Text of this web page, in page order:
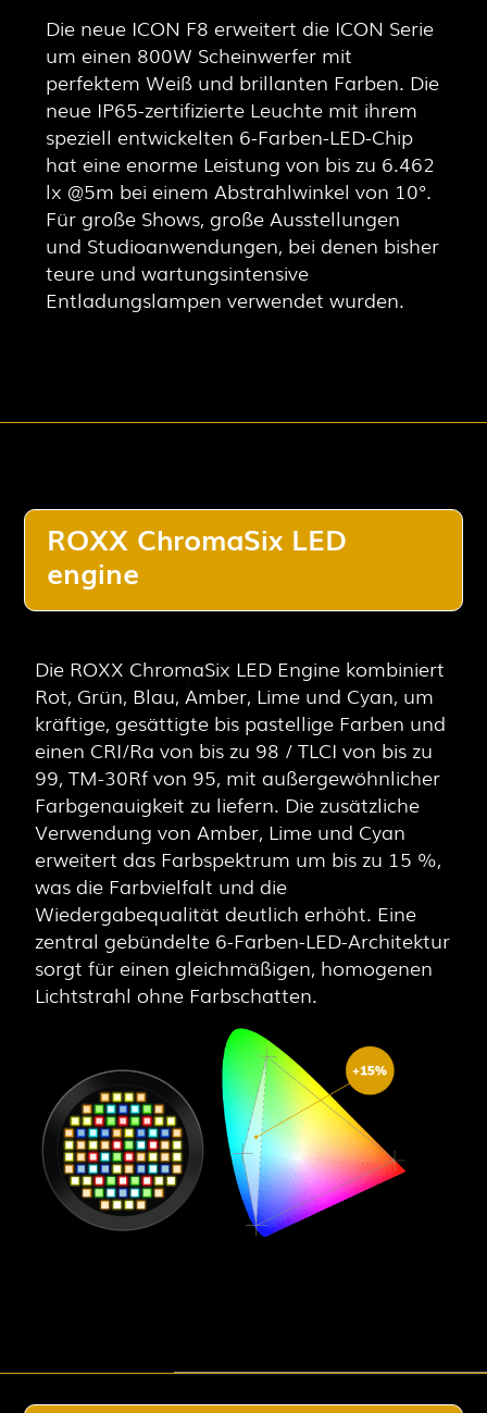
Die neue ICON F8 erweitert die ICON Serie
um einen 800W Scheinwerfer mit
perfektem Weiß und brillanten Farben. Die
neue IP65-zertifizierte Leuchte mit ihrem
speziell entwickelten 6-Farben-LED-Chip
hat eine enorme Leistung von bis zu 6.462
lx @5m bei einem Abstrahlwinkel von 10°.
Für große Shows, große Ausstellungen
und Studioanwendungen, bei denen bisher
teure und wartungsintensive
Entladungslampen verwendet wurden.
ROXX ChromaSix LED
engine
Die ROXX ChromaSix LED Engine kombiniert
Rot, Grün, Blau, Amber, Lime und Cyan, um
kräftige, gesättigte bis pastellige Farben und
einen CRI/Ra von bis zu 98 / TLCI von bis zu
99, TM-30Rf von 95, mit außergewöhnlicher
Farbgenauigkeit zu liefern. Die zusätzliche
Verwendung von Amber, Lime und Cyan
erweitert das Farbspektrum um bis zu 15 %,
was die Farbvielfalt und die
Wiedergabequalität deutlich erhöht. Eine
zentral gebündelte 6-Farben-LED-Architektur
sorgt für einen gleichmäßigen, homogenen
Lichtstrahl ohne Farbschatten.